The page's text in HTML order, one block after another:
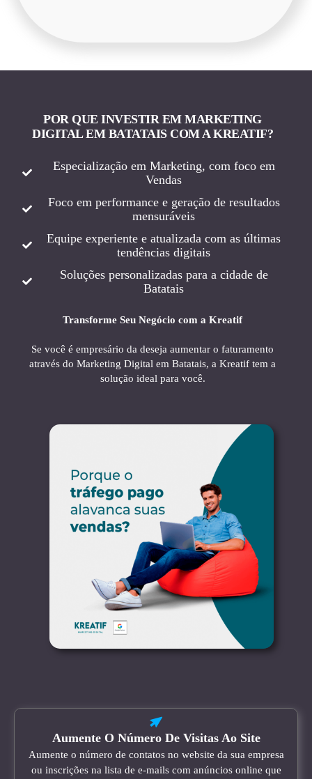
POR QUE INVESTIR EM MARKETING
DIGITAL EM BATATAIS COM A KREATIF?
Especialização em Marketing, com foco em
Vendas
Foco em performance e geração de resultados
mensuráveis
Equipe experiente e atualizada com as últimas
tendências digitais
Soluções personalizadas para a cidade de
Batatais
Transforme Seu Negócio com a Kreatif
Se você é empresário da deseja aumentar o faturamento
através do Marketing Digital em Batatais, a Kreatif tem a
solução ideal para você.
Aumente O Número De Visitas Ao Site
Aumente o número de contatos no website da sua empresa
ou inscrições na lista de e-mails com anúncios online que